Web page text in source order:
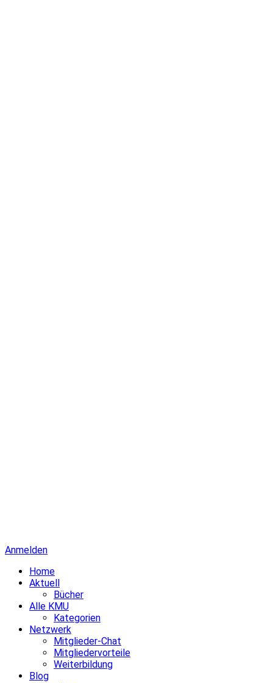
Anmelden
Home
Aktuell
Bücher
Alle KMU
Kategorien
Netzwerk
Mitglieder-Chat
Mitgliedervorteile
Weiterbildung
Blog